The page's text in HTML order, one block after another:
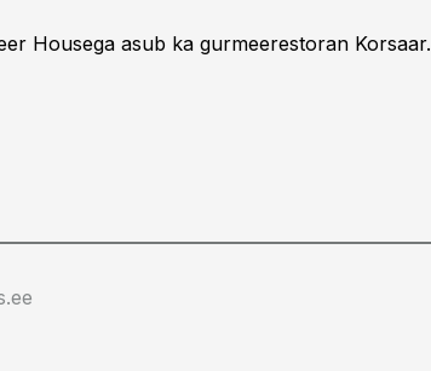
Housega asub ka gurmeerestoran Korsaar.